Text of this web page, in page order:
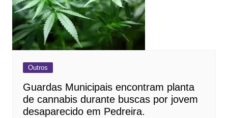
Outros
Guardas Municipais encontram planta
de cannabis durante buscas por jovem
desaparecido em Pedreira.